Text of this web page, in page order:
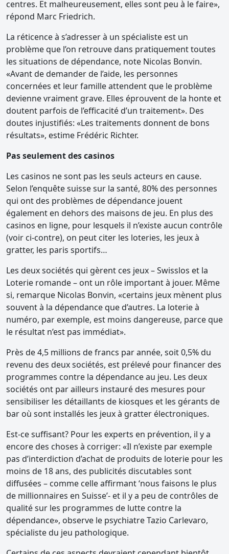
centres. Et malheureusement, elles sont peu à le faire»,
répond Marc Friedrich.
La réticence à s’adresser à un spécialiste est un
problème que l’on retrouve dans pratiquement toutes
les situations de dépendance, note Nicolas Bonvin.
«Avant de demander de l’aide, les personnes
concernées et leur famille attendent que le problème
devienne vraiment grave. Elles éprouvent de la honte et
doutent parfois de l’efficacité d’un traitement». Des
doutes injustifiés: «Les traitements donnent de bons
résultats», estime Frédéric Richter.
Pas seulement des casinos
Les casinos ne sont pas les seuls acteurs en cause.
Selon l’enquête suisse sur la santé, 80% des personnes
qui ont des problèmes de dépendance jouent
également en dehors des maisons de jeu. En plus des
casinos en ligne, pour lesquels il n’existe aucun contrôle
(voir ci-contre), on peut citer les loteries, les jeux à
gratter, les paris sportifs…
Les deux sociétés qui gèrent ces jeux – Swisslos et la
Loterie romande – ont un rôle important à jouer. Même
si, remarque Nicolas Bonvin, «certains jeux mènent plus
souvent à la dépendance que d’autres. La loterie à
numéro, par exemple, est moins dangereuse, parce que
le résultat n’est pas immédiat».
Près de 4,5 millions de francs par année, soit 0,5% du
revenu des deux sociétés, est prélevé pour financer des
programmes contre la dépendance au jeu. Les deux
sociétés ont par ailleurs instauré des mesures pour
sensibiliser les détaillants de kiosques et les gérants de
bar où sont installés les jeux à gratter électroniques.
Est-ce suffisant? Pour les experts en prévention, il y a
encore des choses à corriger: «Il n’existe par exemple
pas d’interdiction d’achat de produits de loterie pour les
moins de 18 ans, des publicités discutables sont
diffusées – comme celle affirmant ‘nous faisons le plus
de millionnaires en Suisse’- et il y a peu de contrôles de
qualité sur les programmes de lutte contre la
dépendance», observe le psychiatre Tazio Carlevaro,
spécialiste du jeu pathologique.